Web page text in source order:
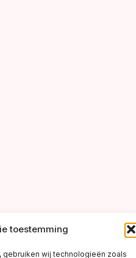
toestemming
wij technologieën zoals